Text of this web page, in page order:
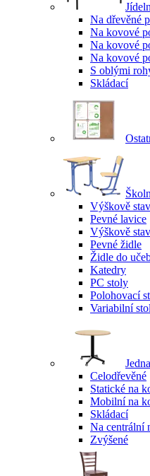
Na dřevěné
Na kovové
Na kovové
Na kovové
S oblými
Skládací
Výškově
Pevné lavice
Výškově
Pevné židle
Židle do
Katedry
PC stoly
Polohovací
Variabilní
Celodřevěné
Statické na
Mobilní na
Skládací
Na centrální
Zvýšené